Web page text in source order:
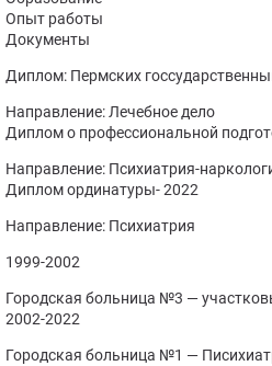
Опыт работы
Документы
Диплом: Пермских
Направление: Лечебное дело
Диплом о профессиональной
Направление: Психиатрия-
Диплом ординатуры- 2022
Направление: Психиатрия
1999-2002
Городская больница №3 —
2002-2022
Городская больница №1 —